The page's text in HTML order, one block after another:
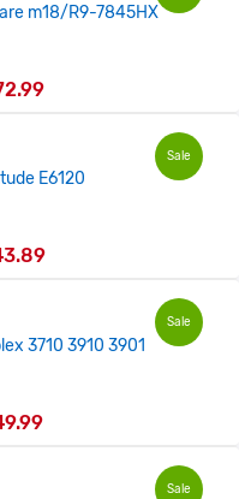
m18/R9-7845HX
Sale
E6120
Sale
3710 3910 3901
Sale